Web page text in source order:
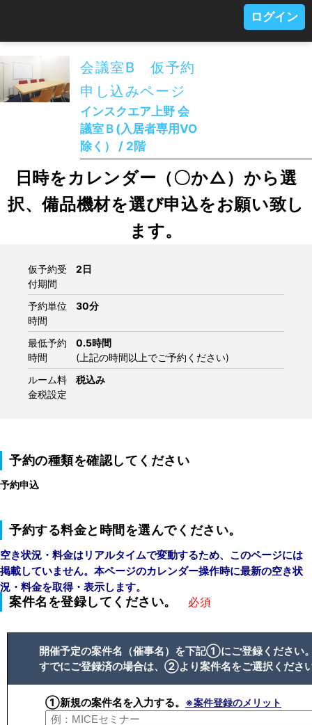
ログイン
会議室B 仮予約
申し込みページ
インスクエア上野 会
議室Ｂ(入居者専用VO
除く） / 2階
日時をカレンダー（〇か△）から選
択、備品機材を選び申込をお願い致し
ます。
仮予約受
付期間
2日
予約単位
時間
30分
最低予約
時間
0.5時間
(上記の時間以上でご予約ください)
ルーム料
金税設定
税込み
予約の種類を確認してください
予約申込
予約する料金と時間を選んでください。
空き状況・料金はリアルタイムで変動するため、このページには
掲載していません。本ページのカレンダー操作時に最新の空き状
況・料金を取得・表示します。
案件名を登録してください。 必須
開催予定の案件名（催事名）を下記①にご登録ください
すでにご登録済の場合は、②より案件名をご選択くださ
①新規の案件名を入力する。 ※案件登録のメリット